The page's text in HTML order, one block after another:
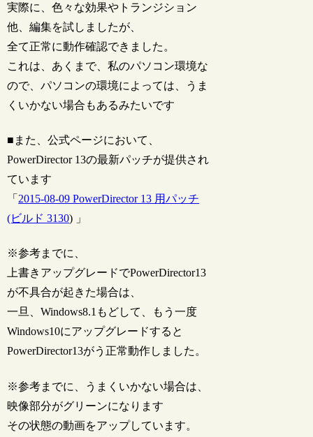
実際に、色々な効果やトランジション
他、編集を試しましたが、
全て正常に動作確認できました。
これは、あくまで、私のパソコン環境な
ので、パソコンの環境によっては、うま
くいかない場合もあるみたいです
■また、公式ページにおいて、
PowerDirector 13の最新パッチが提供され
ています
「 2015-08-09 PowerDirector 13 用パッチ
(ビルド 3130) 」
※参考までに、
上書きアップグレードでPowerDirector13
が不具合が起きた場合は、
一旦、Windows8.1もどして、もう一度
Windows10にアップグレードすると
PowerDirector13がう正常動作しました。
※参考までに、うまくいかない場合は、
映像部分がグリーンになります
その状態の動画をアップしています。